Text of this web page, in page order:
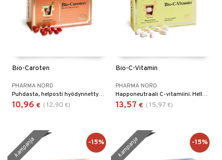
Bio-Caroten
PHARMA NORD
Puhdasta, helposti hyödynnettyä betakarotiinia. Paitsi että betakarotiini on A-vitamiinin alkumuoto (retinol) on sillä itsenäisiäkin tehtäviä vahvana antioksidanttina, joka neutralisoi vapaita radikaaleja.
10,96 € ( 12,90 €)
Bio-C-Vitamin
PHARMA NORD
Happoneutraali C-vitamiini. Hellä vatsalle. C-vitamiini on voimakas antioksidantti joka estää vapaiden radikaalien hapeuttamisvaurioita.
13,57 € ( 15,97 €)
kampanja -15% kampanja -15%